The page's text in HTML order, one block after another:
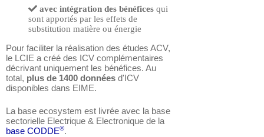
avec intégration des bénéfices qui
sont apportés par les effets de
substitution matière ou énergie
Pour faciliter la réalisation des études ACV,
le LCIE a créé des ICV complémentaires
décrivant uniquement les bénéfices. Au
total, plus de 1400 données d'ICV
disponibles dans EIME.
La base ecosystem est livrée avec la base
sectorielle Electrique & Electronique de la
base CODDE®.